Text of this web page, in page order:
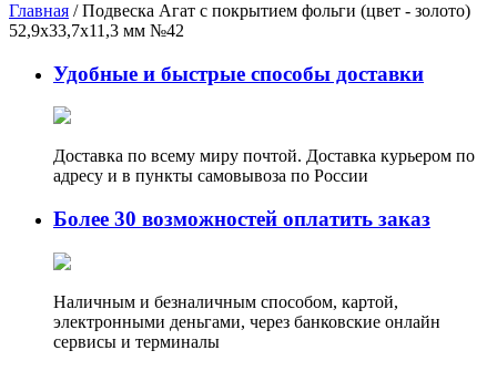
Главная /Подвеска Агат с покрытием фольги (цвет - золото)
52,9х33,7х11,3 мм №42
Удобные и быстрые способы доставки
Доставка по всему миру почтой. Доставка курьером по
адресу и в пункты самовывоза по России
Более 30 возможностей оплатить заказ
Наличным и безналичным способом, картой,
электронными деньгами, через банковские онлайн
сервисы и терминалы